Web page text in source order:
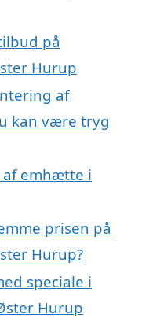
på
Hurup
af
kan være tryg
af emhætte i
prisen på
Hurup?
speciale i
Hurup